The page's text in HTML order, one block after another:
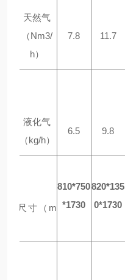
天然气
（Nm3/
h）
7.8 11.7
液化气
（kg/h）
6.5 9.8
体尺寸（ m
810*750
*1730
820*135
0*1730